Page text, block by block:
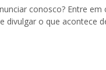
conosco? Entre
divulgar o que acontece